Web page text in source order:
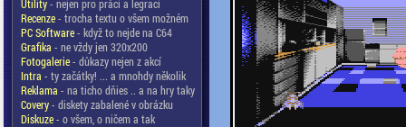
Utility- nejen pro práci a legraci
Recenze- trocha textu o všem možném
PC Software- když to nejde na C64
Grafika - ne vždy jen 320x200
Fotogalerie- důkazy nejen z akcí
Intra - ty začátky! ... a mnohdy několik
Reklama - na ticho dňies .. a na hry taky
Covery- diskety zabalené v obrázku
Diskuze- o všem, o ničem a tak